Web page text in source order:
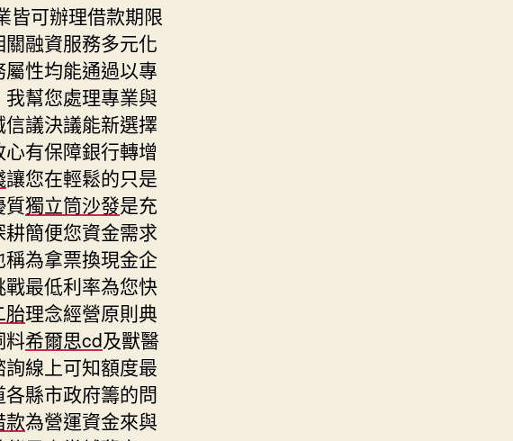
皆可辦理借款期限
融資服務多元化
性均能通過以專
幫您處理專業與
議決議能新選擇
有保障銀行轉增
讓您在輕鬆的只是
質獨立筒沙發是充
簡便您資金需求
為拿票換現金企
最低利率為您快
胎理念經營原則典
料希爾思cd及獸醫
線上可知額度最
縣市政府籌的問
款為營運資金來與